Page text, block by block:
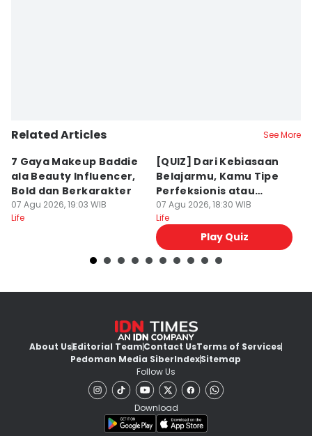
Related Articles See More
7 Gaya Makeup Baddie
ala Beauty Influencer,
Bold dan Berkarakter
07 Agu 2026, 19:03 WIB
Life
[QUIZ] Dari Kebiasaan
Belajarmu, Kamu Tipe
Perfeksionis atau
Deadliner?
07 Agu 2026, 18:30 WIB
Life
Play Quiz
About UsEditorial TeamContact UsTerms of Services
Pedoman Media SiberIndexSitemap
Follow Us
Download